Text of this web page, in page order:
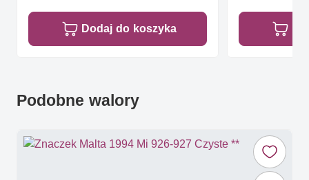
Dodaj do koszyka
Podobne walory